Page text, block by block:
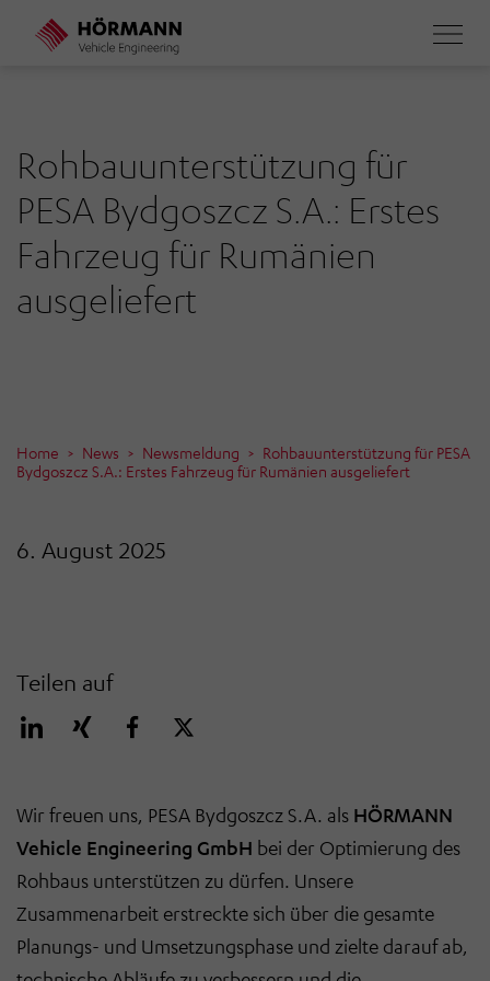
Direkt
Rohbauunterstützung für
PESA Bydgoszcz S.A.: Erstes
Fahrzeug für Rumänien
ausgeliefert
Home News Newsmeldung
Rohbauunterstützung für PESA
Bydgoszcz S.A.: Erstes Fahrzeug für Rumänien ausgeliefert
6. August 2025
Teilen auf
Wir freuen uns, PESA Bydgoszcz S.A. als HÖRMANN
Vehicle Engineering GmbH bei der Optimierung des
Rohbaus unterstützen zu dürfen. Unsere
Zusammenarbeit erstreckte sich über die gesamte
Planungs- und Umsetzungsphase und zielte darauf ab,